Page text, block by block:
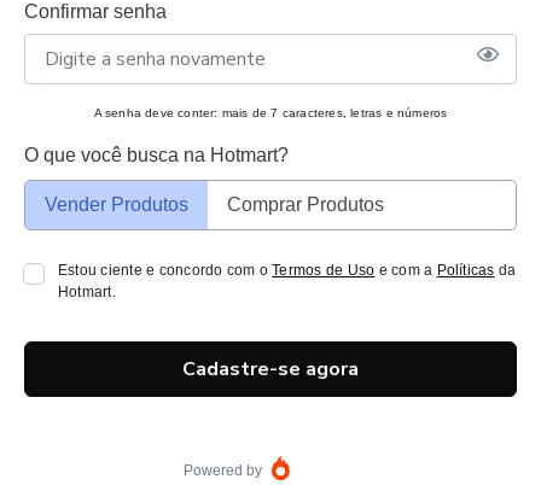
Confirmar senha
A senha deve conter: mais de 7 caracteres, letras e números
O que você busca na Hotmart?
Vender Produtos Comprar Produtos
Estou ciente e concordo com oTermos de Uso e com a Políticas da
Hotmart.
Cadastre-se agora
Powered by